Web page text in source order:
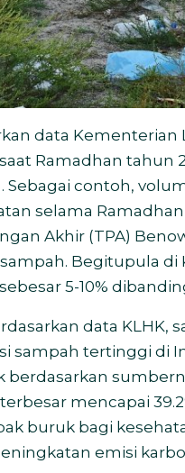
data
Ramadhan tahun
Sebagai contoh,
selama
Akhir (TPA)
Begitupula di
5-10%
data KLHK,
sampah tertinggi di
berdasarkan
mencapai
buruk bagi
emisi